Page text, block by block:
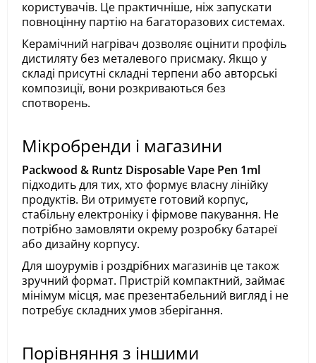
користувачів. Це практичніше, ніж запускати
повноцінну партію на багаторазових системах.
Керамічний нагрівач дозволяє оцінити профіль
дистиляту без металевого присмаку. Якщо у
складі присутні складні терпени або авторські
композиції, вони розкриваються без
спотворень.
Мікробренди і магазини
Packwood & Runtz Disposable Vape Pen 1ml
підходить для тих, хто формує власну лінійку
продуктів. Ви отримуєте готовий корпус,
стабільну електроніку і фірмове пакування. Не
потрібно замовляти окрему розробку батареї
або дизайну корпусу.
Для шоурумів і роздрібних магазинів це також
зручний формат. Пристрій компактний, займає
мінімум місця, має презентабельний вигляд і не
потребує складних умов зберігання.
Порівняння з іншими